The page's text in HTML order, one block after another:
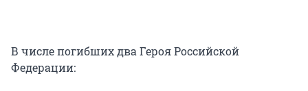
В числе погибших два Героя Российской
Федерации: